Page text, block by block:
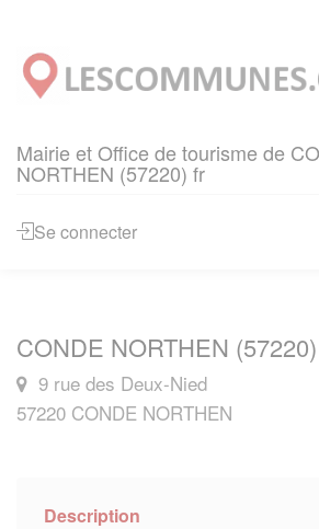
Mairie et Office de tourisme de
NORTHEN (57220) fr
Se connecter
CONDE NORTHEN (57220)
9 rue des Deux-Nied
57220 CONDE NORTHEN
Description